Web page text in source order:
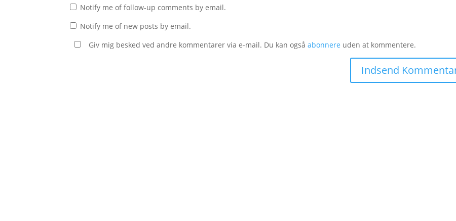
Notify me of follow-up comments by email.
Notify me of new posts by email.
Giv mig besked ved andre kommentarer via e-mail. Du kan ogsåabonnere uden at kommentere.